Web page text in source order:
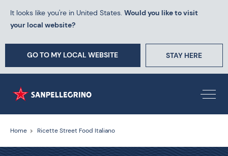
It looks like you're in United States. Would you like to visit
your local website?
GO TO MY LOCAL WEBSITE STAY HERE
Home Ricette Street Food Italiano